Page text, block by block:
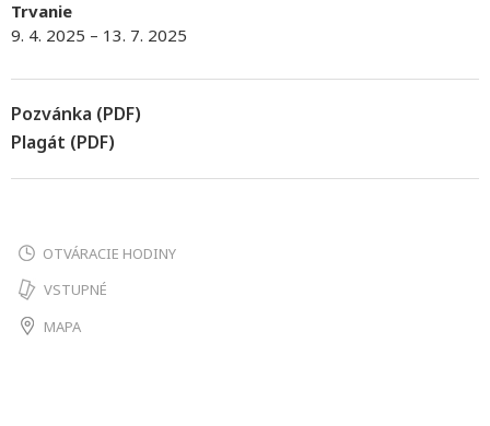
Trvanie
9. 4. 2025 – 13. 7. 2025
Pozvánka (PDF)
Plagát (PDF)
OTVÁRACIE HODINY
VSTUPNÉ
MAPA